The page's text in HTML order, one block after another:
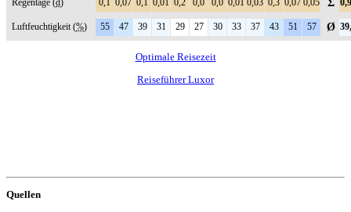
Σ
Luftfeuchtigkeit (%) 55 47 39 31 29 27 30 33 37 43 51 57 Ø
Optimale Reisezeit
Reiseführer Luxor
Quellen